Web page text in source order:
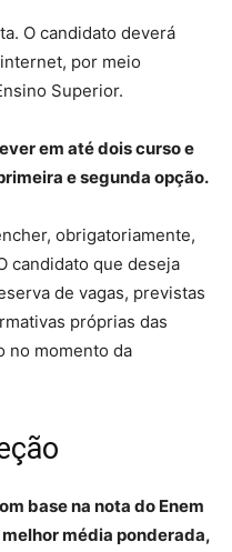
O candidato deverá
por meio
Superior.
em até dois curso e
e segunda opção.
obrigatoriamente,
candidato que deseja
de vagas, previstas
próprias das
no momento da
base na nota do Enem
média ponderada,